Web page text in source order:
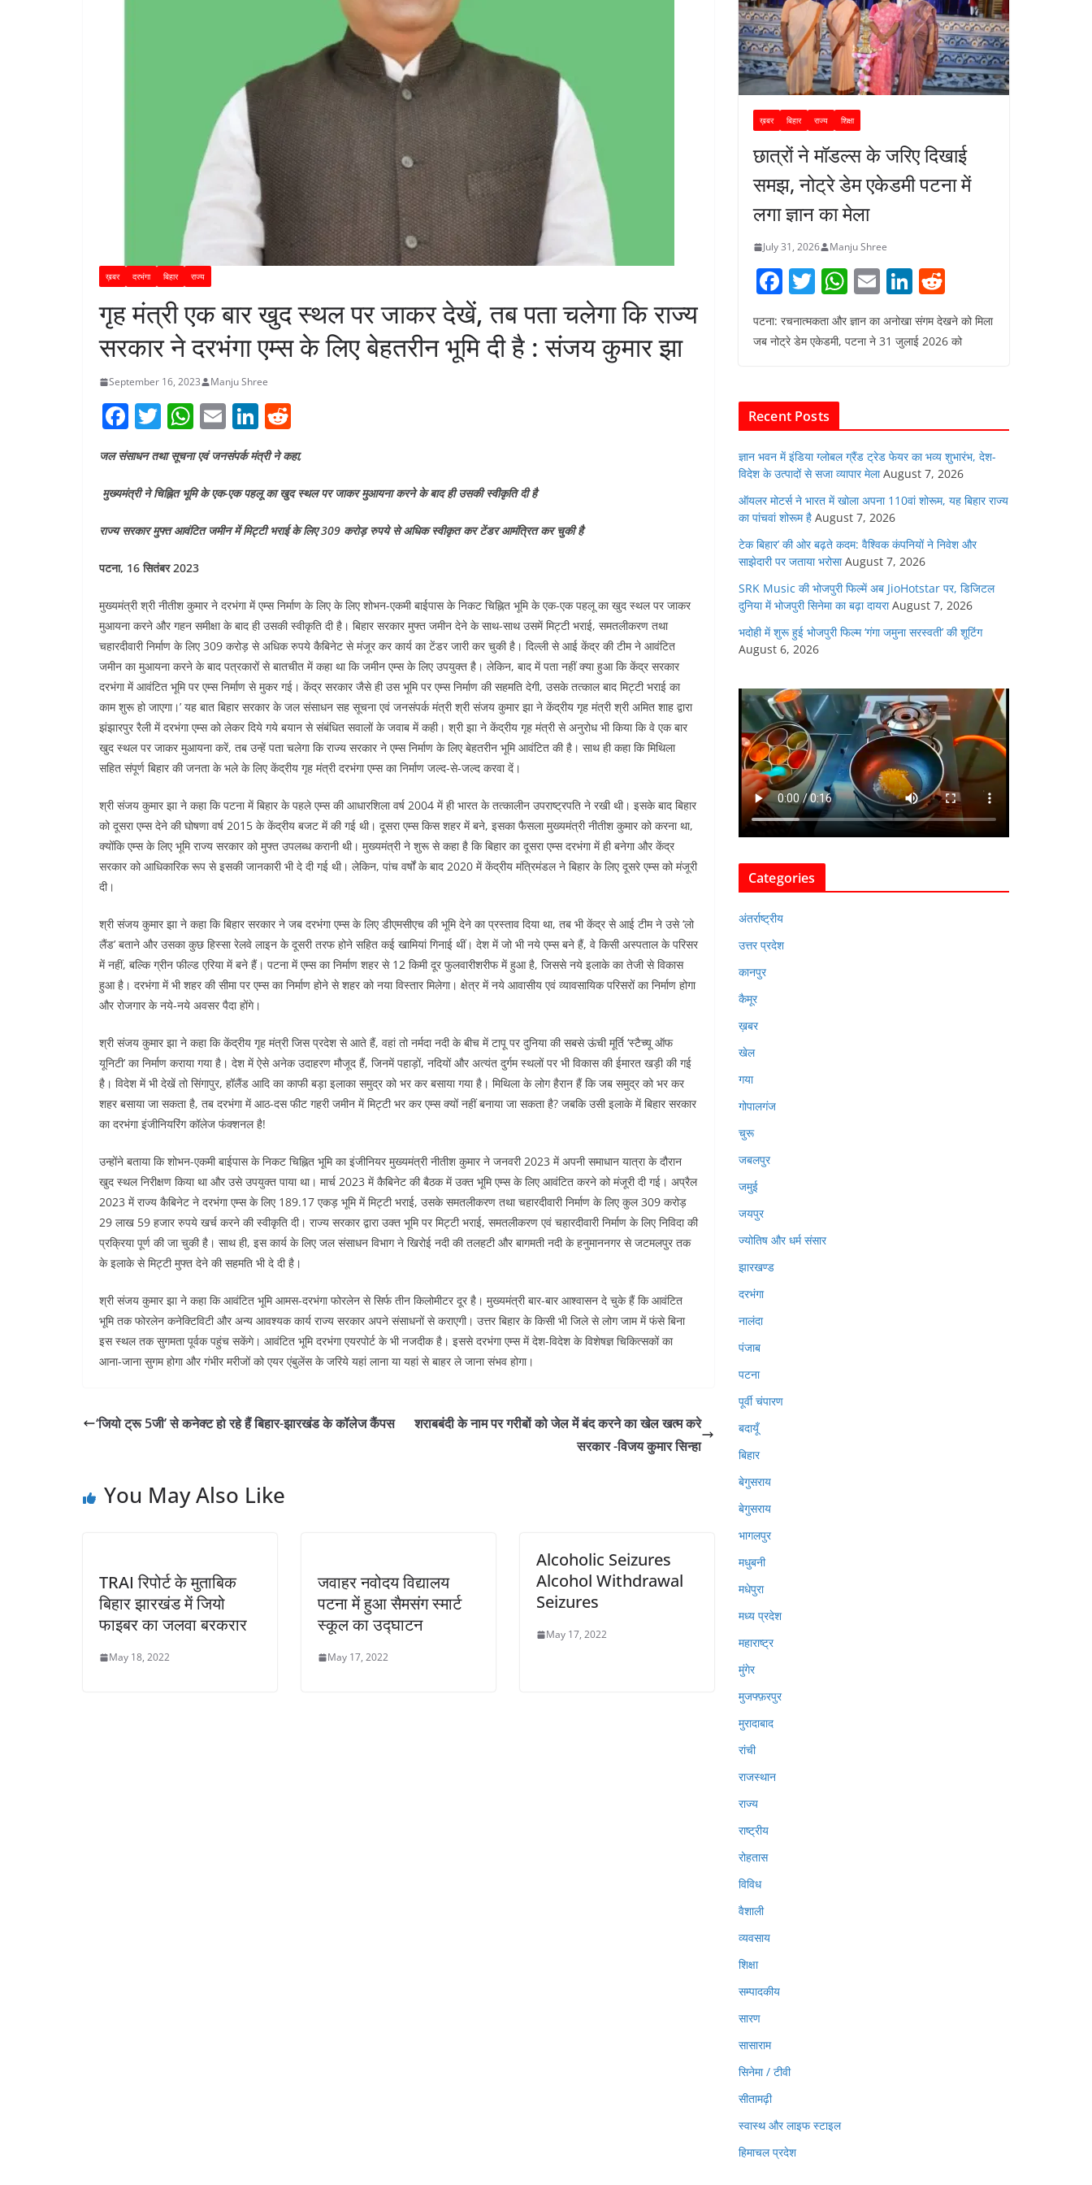
ख़बर दरभंगा बिहार राज्य
गृह मंत्री एक बार खुद स्थल पर जाकर देखें, तब पता चलेगा कि राज्य
सरकार ने दरभंगा एम्स के लिए बेहतरीन भूमि दी है : संजय कुमार झा
September 16, 2023 Manju Shree
F
c
e
b
o
o
k
T
itt
er
W
h
at
s
A
p
p
E
m
ai
l
Li
n
k
e
dI
n
d
di
t
जल संसाधन तथा सूचना एवं जनसंपर्क मंत्री ने कहा,
मुख्यमंत्री ने चिह्नित भूमि के एक-एक पहलू का खुद स्थल पर जाकर मुआयना करने के बाद ही उसकी स्वीकृति दी है
राज्य सरकार मुफ्त आवंटित जमीन में मिट्टी भराई के लिए 309 करोड़ रुपये से अधिक स्वीकृत कर टेंडर आमंत्रित कर चुकी है
पटना, 16 सितंबर 2023
मुख्यमंत्री श्री नीतीश कुमार ने दरभंगा में एम्स निर्माण के लिए के लिए शोभन-एकमी बाईपास के निकट चिह्नित भूमि के एक-एक पहलू का खुद स्थल पर जाकर
मुआयना करने और गहन समीक्षा के बाद ही उसकी स्वीकृति दी है। बिहार सरकार मुफ्त जमीन देने के साथ-साथ उसमें मिट्टी भराई, समतलीकरण तथा
चहारदीवारी निर्माण के लिए 309 करोड़ से अधिक रुपये कैबिनेट से मंजूर कर कार्य का टेंडर जारी कर चुकी है। दिल्ली से आई केंद्र की टीम ने आवंटित
जमीन का मुआयना करने के बाद पत्रकारों से बातचीत में कहा था कि जमीन एम्स के लिए उपयुक्त है। लेकिन, बाद में पता नहीं क्या हुआ कि केंद्र सरकार
दरभंगा में आवंटित भूमि पर एम्स निर्माण से मुकर गई। केंद्र सरकार जैसे ही उस भूमि पर एम्स निर्माण की सहमति देगी, उसके तत्काल बाद मिट्टी भराई का
काम शुरू हो जाएगा।’ यह बात बिहार सरकार के जल संसाधन सह सूचना एवं जनसंपर्क मंत्री श्री संजय कुमार झा ने केंद्रीय गृह मंत्री श्री अमित शाह द्वारा
झंझारपुर रैली में दरभंगा एम्स को लेकर दिये गये बयान से संबंधित सवालों के जवाब में कही। श्री झा ने केंद्रीय गृह मंत्री से अनुरोध भी किया कि वे एक बार
खुद स्थल पर जाकर मुआयना करें, तब उन्हें पता चलेगा कि राज्य सरकार ने एम्स निर्माण के लिए बेहतरीन भूमि आवंटित की है। साथ ही कहा कि मिथिला
सहित संपूर्ण बिहार की जनता के भले के लिए केंद्रीय गृह मंत्री दरभंगा एम्स का निर्माण जल्द-से-जल्द करवा दें।
श्री संजय कुमार झा ने कहा कि पटना में बिहार के पहले एम्स की आधारशिला वर्ष 2004 में ही भारत के तत्कालीन उपराष्ट्रपति ने रखी थी। इसके बाद बिहार
को दूसरा एम्स देने की घोषणा वर्ष 2015 के केंद्रीय बजट में की गई थी। दूसरा एम्स किस शहर में बने, इसका फैसला मुख्यमंत्री नीतीश कुमार को करना था,
क्योंकि एम्स के लिए भूमि राज्य सरकार को मुफ्त उपलब्ध करानी थी। मुख्यमंत्री ने शुरू से कहा है कि बिहार का दूसरा एम्स दरभंगा में ही बनेगा और केंद्र
सरकार को आधिकारिक रूप से इसकी जानकारी भी दे दी गई थी। लेकिन, पांच वर्षों के बाद 2020 में केंद्रीय मंत्रिमंडल ने बिहार के लिए दूसरे एम्स को मंजूरी
दी।
श्री संजय कुमार झा ने कहा कि बिहार सरकार ने जब दरभंगा एम्स के लिए डीएमसीएच की भूमि देने का प्रस्ताव दिया था, तब भी केंद्र से आई टीम ने उसे ‘लो
लैंड’ बताने और उसका कुछ हिस्सा रेलवे लाइन के दूसरी तरफ होने सहित कई खामियां गिनाई थीं। देश में जो भी नये एम्स बने हैं, वे किसी अस्पताल के परिसर
में नहीं, बल्कि ग्रीन फील्ड एरिया में बने हैं। पटना में एम्स का निर्माण शहर से 12 किमी दूर फुलवारीशरीफ में हुआ है, जिससे नये इलाके का तेजी से विकास
हुआ है। दरभंगा में भी शहर की सीमा पर एम्स का निर्माण होने से शहर को नया विस्तार मिलेगा। क्षेत्र में नये आवासीय एवं व्यावसायिक परिसरों का निर्माण होगा
और रोजगार के नये-नये अवसर पैदा होंगे।
श्री संजय कुमार झा ने कहा कि केंद्रीय गृह मंत्री जिस प्रदेश से आते हैं, वहां तो नर्मदा नदी के बीच में टापू पर दुनिया की सबसे ऊंची मूर्ति ‘स्टैच्यू ऑफ
यूनिटी’ का निर्माण कराया गया है। देश में ऐसे अनेक उदाहरण मौजूद हैं, जिनमें पहाड़ों, नदियों और अत्यंत दुर्गम स्थलों पर भी विकास की ईमारत खड़ी की गई
है। विदेश में भी देखें तो सिंगापुर, हॉलैंड आदि का काफी बड़ा इलाका समुद्र को भर कर बसाया गया है। मिथिला के लोग हैरान हैं कि जब समुद्र को भर कर
शहर बसाया जा सकता है, तब दरभंगा में आठ-दस फीट गहरी जमीन में मिट्टी भर कर एम्स क्यों नहीं बनाया जा सकता है? जबकि उसी इलाके में बिहार सरकार
का दरभंगा इंजीनियरिंग कॉलेज फंक्शनल है!
उन्होंने बताया कि शोभन-एकमी बाईपास के निकट चिह्नित भूमि का इंजीनियर मुख्यमंत्री नीतीश कुमार ने जनवरी 2023 में अपनी समाधान यात्रा के दौरान
खुद स्थल निरीक्षण किया था और उसे उपयुक्त पाया था। मार्च 2023 में कैबिनेट की बैठक में उक्त भूमि एम्स के लिए आवंटित करने को मंजूरी दी गई। अप्रैल
2023 में राज्य कैबिनेट ने दरभंगा एम्स के लिए 189.17 एकड़ भूमि में मिट्टी भराई, उसके समतलीकरण तथा चहारदीवारी निर्माण के लिए कुल 309 करोड़
29 लाख 59 हजार रुपये खर्च करने की स्वीकृति दी। राज्य सरकार द्वारा उक्त भूमि पर मिट्टी भराई, समतलीकरण एवं चहारदीवारी निर्माण के लिए निविदा की
प्रक्रिया पूर्ण की जा चुकी है। साथ ही, इस कार्य के लिए जल संसाधन विभाग ने खिरोई नदी की तलहटी और बागमती नदी के हनुमाननगर से जटमलपुर तक
के इलाके से मिट्टी मुफ्त देने की सहमति भी दे दी है।
श्री संजय कुमार झा ने कहा कि आवंटित भूमि आमस-दरभंगा फोरलेन से सिर्फ तीन किलोमीटर दूर है। मुख्यमंत्री बार-बार आश्वासन दे चुके हैं कि आवंटित
भूमि तक फोरलेन कनेक्टिविटी और अन्य आवश्यक कार्य राज्य सरकार अपने संसाधनों से कराएगी। उत्तर बिहार के किसी भी जिले से लोग जाम में फंसे बिना
इस स्थल तक सुगमता पूर्वक पहुंच सकेंगे। आवंटित भूमि दरभंगा एयरपोर्ट के भी नजदीक है। इससे दरभंगा एम्स में देश-विदेश के विशेषज्ञ चिकित्सकों का
आना-जाना सुगम होगा और गंभीर मरीजों को एयर एंबुलेंस के जरिये यहां लाना या यहां से बाहर ले जाना संभव होगा।
‘जियो ट्रू 5जी’ से कनेक्ट हो रहे हैं बिहार-झारखंड के कॉलेज कैंपस
शराबबंदी के नाम पर गरीबों को जेल में बंद करने का खेल खत्म करे
सरकार -विजय कुमार सिन्हा
You May Also Like
TRAI रिपोर्ट के मुताबिक
बिहार झारखंड में जियो
फाइबर का जलवा बरकरार
May 18, 2022
जवाहर नवोदय विद्यालय
पटना में हुआ सैमसंग स्मार्ट
स्कूल का उद्घाटन
May 17, 2022
Alcoholic Seizures
Alcohol Withdrawal
Seizures
May 17, 2022
ख़बर बिहार राज्य शिक्षा
छात्रों ने मॉडल्स के जरिए दिखाई
समझ, नोट्रे डेम एकेडमी पटना में
लगा ज्ञान का मेला
July 31, 2026 Manju Shree
F
c
e
o
o
k
T
itt
W
at
p
E
m
ai
Li
n
k
e
e
d
पटना: रचनात्मकता और ज्ञान का अनोखा संगम देखने को मिला
जब नोट्रे डेम एकेडमी, पटना ने 31 जुलाई 2026 को
Recent Posts
ज्ञान भवन में इंडिया ग्लोबल ग्रैंड ट्रेड फेयर का भव्य शुभारंभ, देश-
विदेश के उत्पादों से सजा व्यापार मेला August 7, 2026
ऑयलर मोटर्स ने भारत में खोला अपना 110वां शोरूम, यह बिहार राज्य
का पांचवां शोरूम है August 7, 2026
टेक बिहार’ की ओर बढ़ते कदम: वैश्विक कंपनियों ने निवेश और
साझेदारी पर जताया भरोसा August 7, 2026
SRK Music की भोजपुरी फिल्में अब JioHotstar पर, डिजिटल
दुनिया में भोजपुरी सिनेमा का बढ़ा दायरा August 7, 2026
भदोही में शुरू हुई भोजपुरी फिल्म ‘गंगा जमुना सरस्वती’ की शूटिंग
August 6, 2026
Categories
अंतर्राष्ट्रीय
उत्तर प्रदेश
कानपुर
कैमूर
ख़बर
खेल
गया
गोपालगंज
चुरू
जबलपुर
जमुई
जयपुर
ज्योतिष और धर्म संसार
झारखण्ड
दरभंगा
नालंदा
पंजाब
पटना
पूर्वी चंपारण
बदायूँ
बिहार
बेगुसराय
बेगुसराय
भागलपुर
मधुबनी
मधेपुरा
मध्य प्रदेश
महाराष्ट्र
मुंगेर
मुजफ्फ़रपुर
मुरादाबाद
रांची
राजस्थान
राज्य
राष्ट्रीय
रोहतास
विविध
वैशाली
व्यवसाय
शिक्षा
सम्पादकीय
सारण
सासाराम
सिनेमा / टीवी
सीतामढ़ी
स्वास्थ और लाइफ स्टाइल
हिमाचल प्रदेश